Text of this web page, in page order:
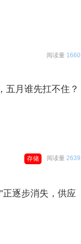
阅读量 1660
五月谁先扛不住？
阅读量 2639
存储
正逐步消失，供应